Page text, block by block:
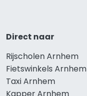
Direct naar
Rijscholen Arnhem
Fietswinkels Arnhem
Taxi Arnhem
Kapper Arnhem